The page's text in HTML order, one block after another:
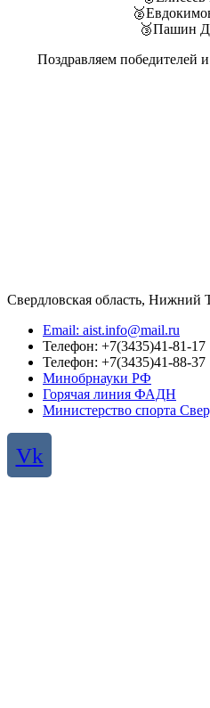
🥉Пашин
Поздравляем победителей
Свердловская область, Нижний
Email: aist.info@mail.ru
Телефон: +7(3435)41-81-17
Телефон: +7(3435)41-88-37
Минобрнауки РФ
Горячая линия ФАДН
Министерство спорта
Vk